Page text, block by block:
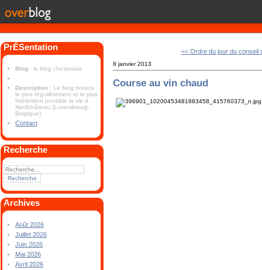
PrÉSentation
Blog : le blog chestrolais
Description : Le blog retrace
le plus régulièrement et le plus
fidèlement possible la vie à
Neufchâteau (Luxembourg-
Belgique).
Contact
Recherche
Archives
Août 2026
Juillet 2026
Juin 2026
Mai 2026
Avril 2026
<< Ordre du jour du conseil
8 janvier 2013
Course au vin chaud